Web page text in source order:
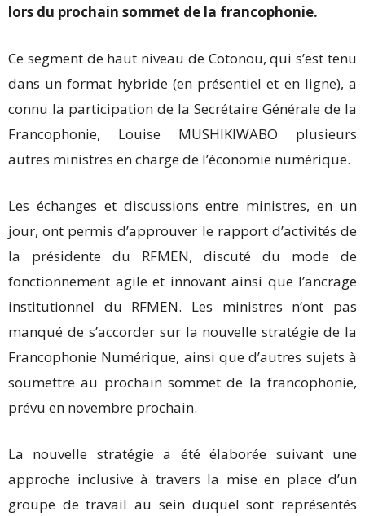
lors du prochain sommet de la francophonie.
Ce segment de haut niveau de Cotonou, qui s’est tenu
dans un format hybride (en présentiel et en ligne), a
connu la participation de la Secrétaire Générale de la
Francophonie, Louise MUSHIKIWABO plusieurs
autres ministres en charge de l’économie numérique.
Les échanges et discussions entre ministres, en un
jour, ont permis d’approuver le rapport d’activités de
la présidente du RFMEN, discuté du mode de
fonctionnement agile et innovant ainsi que l’ancrage
institutionnel du RFMEN. Les ministres n’ont pas
manqué de s’accorder sur la nouvelle stratégie de la
Francophonie Numérique, ainsi que d’autres sujets à
soumettre au prochain sommet de la francophonie,
prévu en novembre prochain.
La nouvelle stratégie a été élaborée suivant une
approche inclusive à travers la mise en place d’un
groupe de travail au sein duquel sont représentés